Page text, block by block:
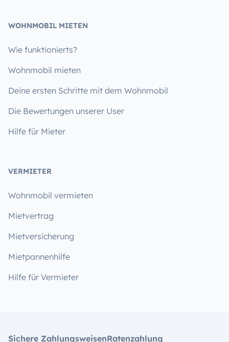
WOHNMOBIL MIETEN
Wie funktionierts?
Wohnmobil mieten
Deine ersten Schritte mit dem Wohnmobil
Die Bewertungen unserer User
Hilfe für Mieter
VERMIETER
Wohnmobil vermieten
Mietvertrag
Mietversicherung
Mietpannenhilfe
Hilfe für Vermieter
Sichere ZahlungsweisenRatenzahlung